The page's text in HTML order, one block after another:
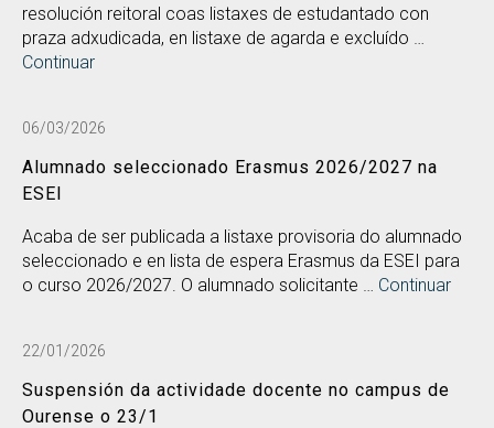
resolución reitoral coas listaxes de estudantado con
praza adxudicada, en listaxe de agarda e excluído …
Continuar
06/03/2026
Alumnado seleccionado Erasmus 2026/2027 na
ESEI
Acaba de ser publicada a listaxe provisoria do alumnado
seleccionado e en lista de espera Erasmus da ESEI para
o curso 2026/2027. O alumnado solicitante … Continuar
22/01/2026
Suspensión da actividade docente no campus de
Ourense o 23/1